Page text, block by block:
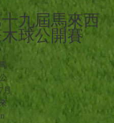
九屆馬來西
球公開賽